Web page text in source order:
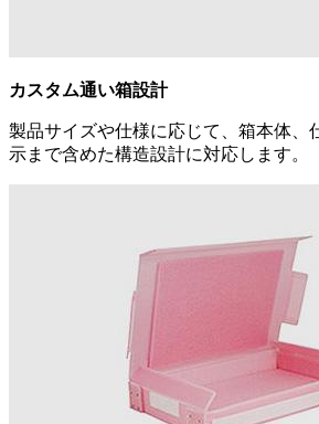
カスタム通い箱設計
製品サイズや仕様に応じて、箱本体、
示まで含めた構造設計に対応します。